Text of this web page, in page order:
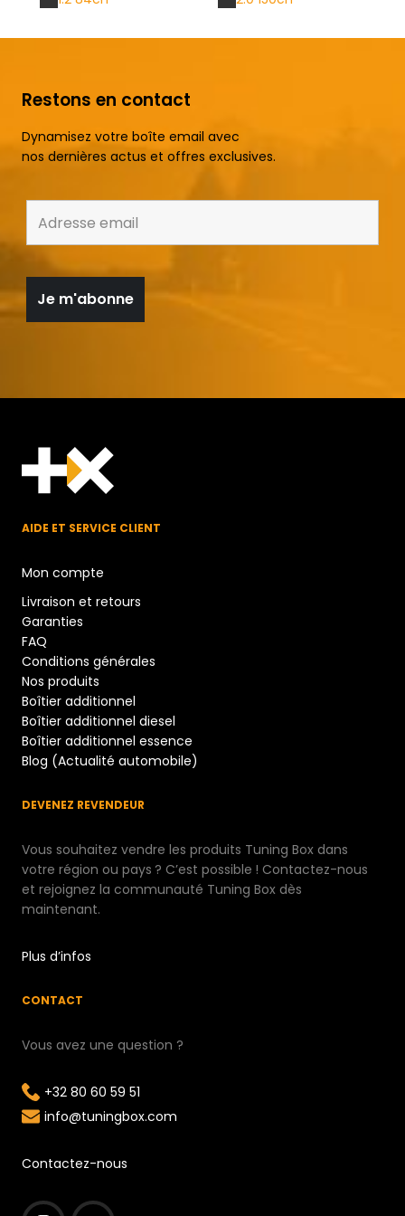
Restons en contact
Dynamisez votre boîte email avec
nos dernières actus et offres exclusives.
AIDE ET SERVICE CLIENT
Mon compte
Livraison et retours
Garanties
FAQ
Conditions générales
Nos produits
Boîtier additionnel
Boîtier additionnel diesel
Boîtier additionnel essence
Blog (Actualité automobile)
DEVENEZ REVENDEUR
Vous souhaitez vendre les produits Tuning Box dans
votre région ou pays ? C’est possible ! Contactez-nous
et rejoignez la communauté Tuning Box dès
maintenant.
Plus d’infos
CONTACT
Vous avez une question ?
+32 80 60 59 51
info@tuningbox.com
Contactez-nous